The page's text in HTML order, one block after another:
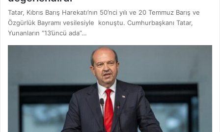
Tatar, Kıbrıs Barış Harekatı’nın 50’nci yılı ve 20 Temmuz Barış ve
Özgürlük Bayramı vesilesiyle konuştu. Cumhurbaşkanı Tatar,
Yunanların “13’üncü ada”…